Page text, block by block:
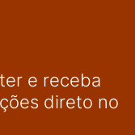
e receba
direto no